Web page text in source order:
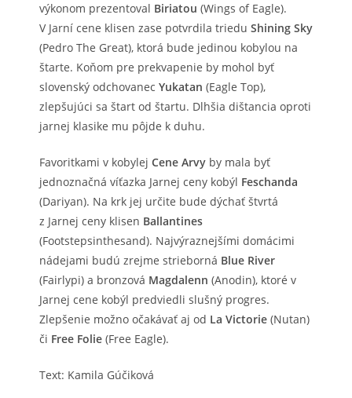
výkonom prezentoval Biriatou (Wings of Eagle).
V Jarní cene klisen zase potvrdila triedu Shining Sky
(Pedro The Great), ktorá bude jedinou kobylou na
štarte. Koňom pre prekvapenie by mohol byť
slovenský odchovanec Yukatan (Eagle Top),
zlepšujúci sa štart od štartu. Dlhšia dištancia oproti
jarnej klasike mu pôjde k duhu.
Favoritkami v kobylej Cene Arvy by mala byť
jednoznačná víťazka Jarnej ceny kobýl Feschanda
(Dariyan). Na krk jej určite bude dýchať štvrtá
z Jarnej ceny klisen Ballantines
(Footstepsinthesand). Najvýraznejšími domácimi
nádejami budú zrejme strieborná Blue River
(Fairlypi) a bronzová Magdalenn (Anodin), ktoré v
Jarnej cene kobýl predviedli slušný progres.
Zlepšenie možno očakávať aj od La Victorie (Nutan)
či Free Folie (Free Eagle).
Text: Kamila Gúčiková